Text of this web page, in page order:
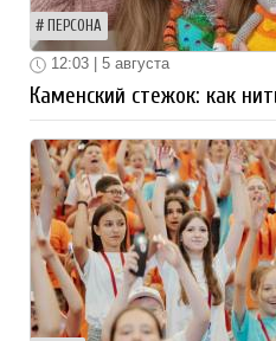
ПЕРСОНА
12:03 | 5 августа
Каменский стежок: как